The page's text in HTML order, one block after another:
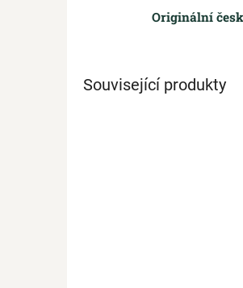
Originální
Související produkty